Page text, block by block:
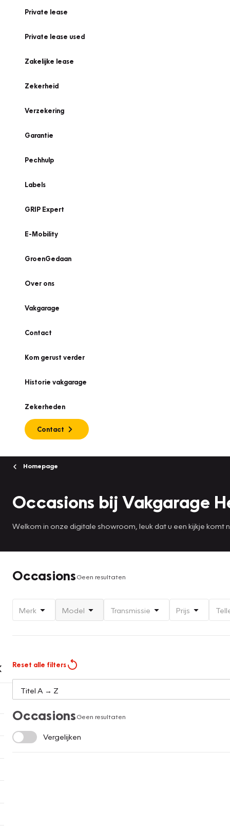
Private lease
Private lease used
Zakelijke lease
Zekerheid
Verzekering
Garantie
Pechhulp
Labels
GRIP Expert
E-Mobility
GroenGedaan
Over ons
Vakgarage
Contact
Kom gerust verder
Historie vakgarage
Zekerheden
Contact
Homepage
Occasions bij Vakgarage
Welkom in onze digitale showroom, leuk dat u een kijkje komt
OccasionsGeen resultaten
Merk Model Transmissie Prijs
Reset alle filters
OccasionsGeen resultaten
Vergelijken